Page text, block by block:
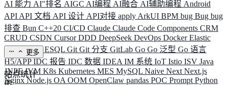
AI 能力 AI"排名 AIGC AI编程 AI融合 AI辅助编程 Android
API API 文档 API 设计 API对接 apply ArkUI BPM bug Bug bug
排查 Bun C++20 CI/CD Claude Claude Code Components CRM
CRUD CSDN CursorDDD DeepSeek DevOps DockerElastic
ELK ElysiaESQL Git Git 分支 GitLab Go Go 泛型 Go 语言
H5/APPIDC 报告 IDC 数据 IDEA IM 系统 IoT Istio ISV Java
JNPFJVM K8s Kubernetes MES MySQL Naive Next Next.js
NginxNode.js OA OOM OpenClaw pandas POC Prompt Python
更多
站点统计